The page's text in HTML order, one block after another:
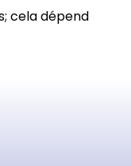
cela dépend